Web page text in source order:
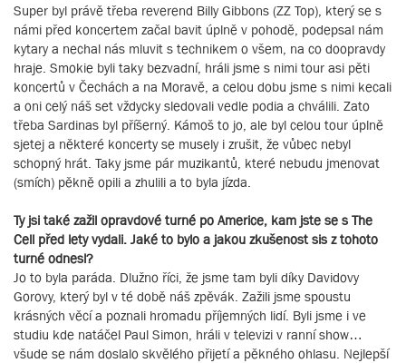
Super byl právě třeba reverend Billy Gibbons (ZZ Top), který se s
námi před koncertem začal bavit úplně v pohodě, podepsal nám
kytary a nechal nás mluvit s technikem o všem, na co doopravdy
hraje. Smokie byli taky bezvadní, hráli jsme s nimi tour asi pěti
koncertů v Čechách a na Moravě, a celou dobu jsme s nimi kecali
a oni celý náš set vždycky sledovali vedle podia a chválili. Zato
třeba Sardinas byl příšerný. Kámoš to jo, ale byl celou tour úplně
sjetej a některé koncerty se musely i zrušit, že vůbec nebyl
schopný hrát. Taky jsme pár muzikantů, které nebudu jmenovat
(smích) pěkně opili a zhulili a to byla jízda.
Ty jsi také zažil opravdové turné po Americe, kam jste se s The
Cell před lety vydali. Jaké to bylo a jakou zkušenost sis z tohoto
turné odnesl?
Jo to byla paráda. Dlužno říci, že jsme tam byli díky Davidovy
Gorovy, který byl v té době náš zpěvák. Zažili jsme spoustu
krásných věcí a poznali hromadu příjemných lidí. Byli jsme i ve
studiu kde natáčel Paul Simon, hráli v televizi v ranní show…
všude se nám doslalo skvělého přijetí a pěkného ohlasu. Nejlepší